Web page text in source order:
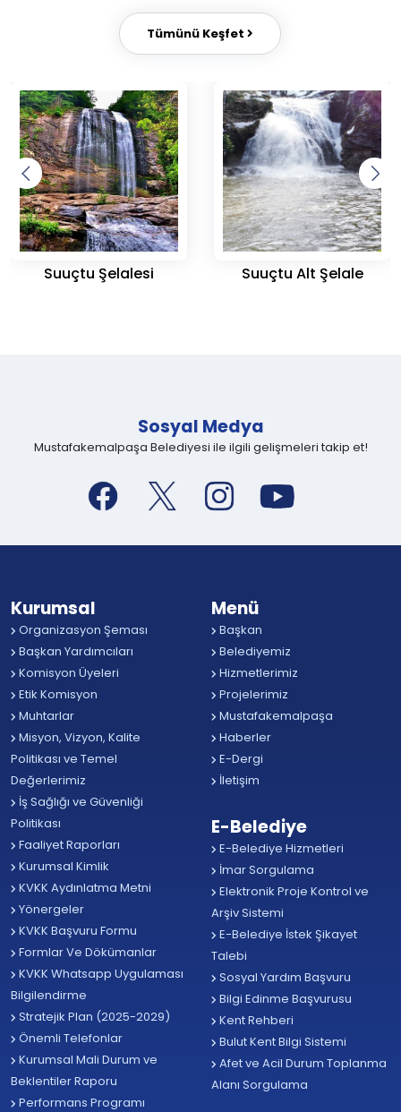
Tümünü Keşfet
Suuçtu Şelalesi Suuçtu Alt Şelale
Sosyal Medya
Mustafakemalpaşa Belediyesi ile ilgili gelişmeleri takip et!
Kurumsal
Organizasyon Şeması
Başkan Yardımcıları
Komisyon Üyeleri
Etik Komisyon
Muhtarlar
Misyon, Vizyon, Kalite
Politikası ve Temel
Değerlerimiz
İş Sağlığı ve Güvenliği
Politikası
Faaliyet Raporları
Kurumsal Kimlik
KVKK Aydınlatma Metni
Yönergeler
KVKK Başvuru Formu
Formlar Ve Dökümanlar
KVKK Whatsapp Uygulaması
Bilgilendirme
Stratejik Plan (2025-2029)
Önemli Telefonlar
Kurumsal Mali Durum ve
Beklentiler Raporu
Performans Programı
Menü
Başkan
Belediyemiz
Hizmetlerimiz
Projelerimiz
Mustafakemalpaşa
Haberler
E-Dergi
İletişim
E-Belediye
E-Belediye Hizmetleri
İmar Sorgulama
Elektronik Proje Kontrol ve
Arşiv Sistemi
E-Belediye İstek Şikayet
Talebi
Sosyal Yardım Başvuru
Bilgi Edinme Başvurusu
Kent Rehberi
Bulut Kent Bilgi Sistemi
Afet ve Acil Durum Toplanma
Alanı Sorgulama